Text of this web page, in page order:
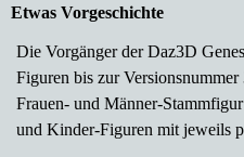
Etwas Vorgeschichte
Die Vorgänger der Daz3D
Figuren bis zur
Frauen- und Männer-
und Kinder-Figuren mit jeweils